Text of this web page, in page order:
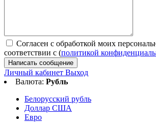
Согласен с обработкой моих
соответствии с (политикой
Написать сообщение
Личный кабинет Выход
Валюта: Рубль
Белорусский рубль
Доллар США
Евро